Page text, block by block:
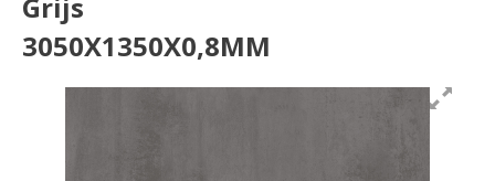
3050X1350X0,8MM